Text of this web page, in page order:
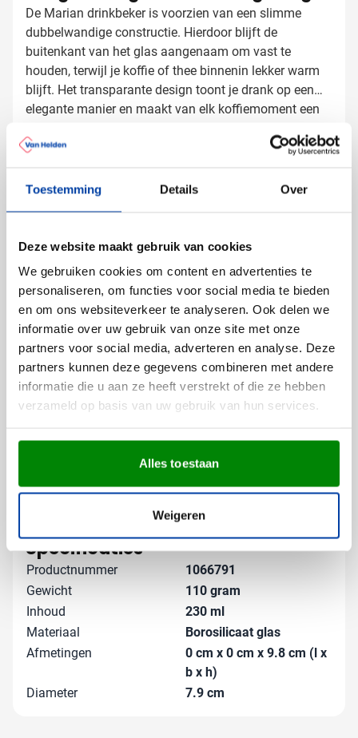
Toestemming Details Over
Deze website maakt gebruik van cookies
We gebruiken cookies om content en advertenties te
personaliseren, om functies voor social media te bieden
en om ons websiteverkeer te analyseren. Ook delen we
informatie over uw gebruik van onze site met onze
partners voor social media, adverteren en analyse. Deze
partners kunnen deze gegevens combineren met andere
informatie die u aan ze heeft verstrekt of die ze hebben
verzameld op basis van uw gebruik van hun services.
Alles toestaan
Weigeren
De Marian drinkbeker is voorzien van een slimme
dubbelwandige constructie. Hierdoor blijft de
buitenkant van het glas aangenaam om vast te
houden, terwijl je koffie of thee binnenin lekker warm
blijft. Het transparante design toont je drank op een
elegante manier en maakt van elk koffiemoment een
Theeglazen bedrukken met logo
Bij Van Helden Relatiegeschenken zorgen we voor een
Met een stijlvolle lasergravering van je bedrijfslogo
Met een tekst of slogan naar keuze
gepersonaliseerde uitstraling
De lasergravering creëert een subtiele maar blijvende
indruk, perfect voor een professionele uitstraling van je
merk bij elke kop koffie of thee.
Gratis digitaal voorbeeld van je
bedrukte theeglas
Benieuwd hoe jouw logo eruit ziet op de Marian
zie vooraf precies hoe het eindresultaat wordt. Wil je
verschillende namen of opdrukken? Neem contact met
ons op en we denken graag met je mee over de
snelle levering van je bedrukte theeglazen.
Specificaties
Productnummer
1066791
Gewicht
110 gram
Inhoud
230 ml
Materiaal
Borosilicaat glas
Afmetingen
0 cm x 0 cm x 9.8 cm (l x
b x h)
Diameter
7.9 cm